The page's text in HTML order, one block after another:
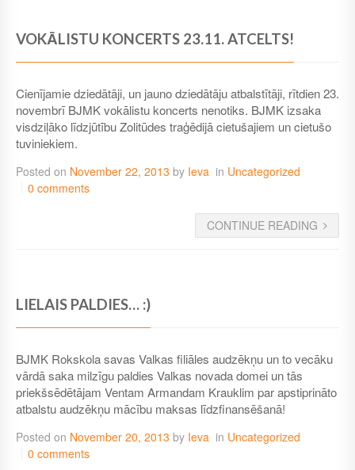
VOKĀLISTU KONCERTS 23.11. ATCELTS!
Cienījamie dziedātāji, un jauno dziedātāju atbalstītāji, rītdien 23.
novembrī BJMK vokālistu koncerts nenotiks. BJMK izsaka
visdziļāko līdzjūtību Zolitūdes traģēdijā cietušajiem un cietušo
tuviniekiem.
Posted on November 22, 2013 by Ieva in Uncategorized
0 comments
CONTINUE READING
LIELAIS PALDIES… :)
BJMK Rokskola savas Valkas filiāles audzēkņu un to vecāku
vārdā saka milzīgu paldies Valkas novada domei un tās
priekšsēdētājam Ventam Armandam Krauklim par apstiprināto
atbalstu audzēkņu mācību maksas līdzfinansēšanā!
Posted on November 20, 2013 by Ieva in Uncategorized
0 comments